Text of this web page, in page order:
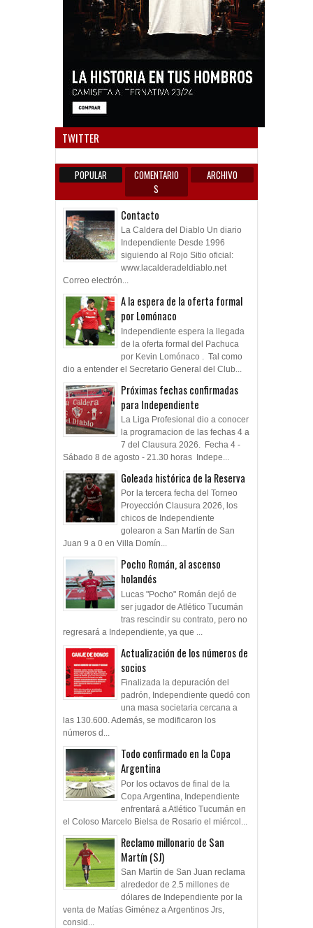
TWITTER
POPULAR
COMENTARIO
S
ARCHIVO
Contacto
La Caldera del Diablo Un diario
Independiente Desde 1996
siguiendo al Rojo Sitio oficial:
www.lacalderadeldiablo.net
Correo electrón...
A la espera de la oferta formal
por Lomónaco
Independiente espera la llegada
de la oferta formal del Pachuca
por Kevin Lomónaco . Tal como
dio a entender el Secretario General del Club...
Próximas fechas confirmadas
para Independiente
La Liga Profesional dio a conocer
la programacion de las fechas 4 a
7 del Clausura 2026. Fecha 4 -
Sábado 8 de agosto - 21.30 horas Indepe...
Goleada histórica de la Reserva
Por la tercera fecha del Torneo
Proyección Clausura 2026, los
chicos de Independiente
golearon a San Martín de San
Juan 9 a 0 en Villa Domín...
Pocho Román, al ascenso
holandés
Lucas "Pocho" Román dejó de
ser jugador de Atlético Tucumán
tras rescindir su contrato, pero no
regresará a Independiente, ya que ...
Actualización de los números de
socios
Finalizada la depuración del
padrón, Independiente quedó con
una masa societaria cercana a
las 130.600. Además, se modificaron los
números d...
Todo confirmado en la Copa
Argentina
Por los octavos de final de la
Copa Argentina, Independiente
enfrentará a Atlético Tucumán en
el Coloso Marcelo Bielsa de Rosario el miércol...
Reclamo millonario de San
Martín (SJ)
San Martín de San Juan reclama
alrededor de 2.5 millones de
dólares de Independiente por la
venta de Matías Giménez a Argentinos Jrs,
consid...